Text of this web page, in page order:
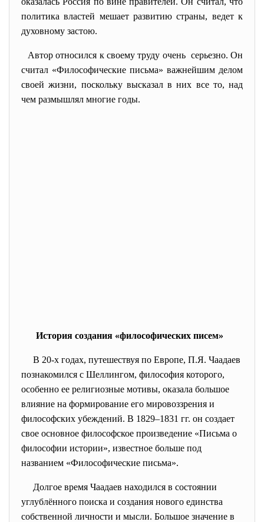
политика властей мешает развитию страны, ведет к
духовному застою.
Автор относился к своему труду очень серьезно. Он
считал «Философические письма» важнейшим делом
своей жизни, поскольку высказал в них все то, над
чем размышлял многие годы.
История создания «философических писем»
В 20-х годах, путешествуя по Европе, П.Я. Чаадаев
познакомился с Шеллингом, философия которого,
особенно ее религиозные мотивы, оказала большое
влияние на формирование его мировоззрения и
философских убеждений. В 1829–1831 гг. он создает
свое основное философское произведение «Письма о
философии истории», известное больше под
названием «Философические письма».
Долгое время Чаадаев находился в состоянии
углублённого поиска и создания нового единства
собственной личности и мысли. Большое значение в